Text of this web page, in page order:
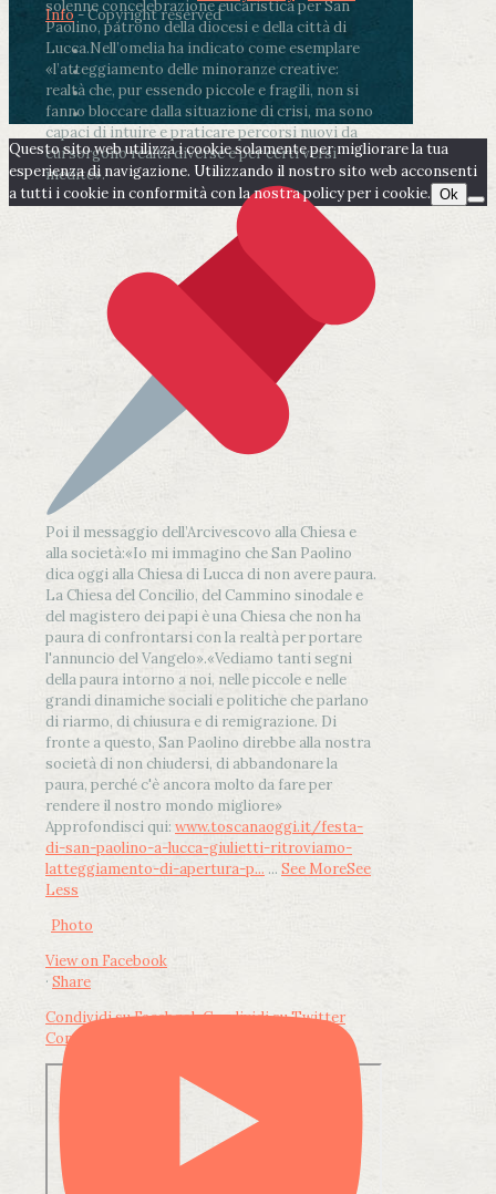
solenne concelebrazione eucaristica per San
Paolino, patrono della diocesi e della città di
Lucca.Nell’omelia ha indicato come esemplare
«l’atteggiamento delle minoranze creative:
realtà che, pur essendo piccole e fragili, non si
fanno bloccare dalla situazione di crisi, ma sono
capaci di intuire e praticare percorsi nuovi da
cui sorgono realtà diverse e per certi versi
inedite».
Poi il messaggio dell’Arcivescovo alla Chiesa e
alla società:«Io mi immagino che San Paolino
dica oggi alla Chiesa di Lucca di non avere paura.
La Chiesa del Concilio, del Cammino sinodale e
del magistero dei papi è una Chiesa che non ha
paura di confrontarsi con la realtà per portare
l'annuncio del Vangelo».«Vediamo tanti segni
della paura intorno a noi, nelle piccole e nelle
grandi dinamiche sociali e politiche che parlano
di riarmo, di chiusura e di remigrazione. Di
fronte a questo, San Paolino direbbe alla nostra
società di non chiudersi, di abbandonare la
paura, perché c'è ancora molto da fare per
rendere il nostro mondo migliore»
Approfondisci qui: www.toscanaoggi.it/festa-
di-san-paolino-a-lucca-giulietti-ritroviamo-
latteggiamento-di-apertura-p... ... See MoreSee
Less
Photo
View on Facebook
· Share
Condividi su FacebookCondividi su Twitter
Condividi su LinkedIn
Info- Copyright reserved
Questo sito web utilizza i cookie solamente per migliorare la tua
esperienza di navigazione. Utilizzando il nostro sito web acconsenti
a tutti i cookie in conformità con la nostra policy per i cookie. Ok